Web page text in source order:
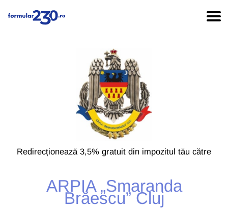
Redirecționează 3,5% gratuit din impozitul tău către
ARPIA „Smaranda
Brăescu” Cluj